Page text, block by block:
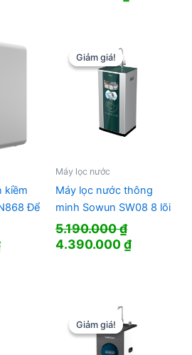
kiềm
Để
11.500.000 ₫.
Giảm giá!
Giảm giá!
Máy lọc nước
Máy lọc nước thông
minh Sowun SW08 8 lõi
5.190.000₫
Giá
4.390.000₫Giá
Giảm giá!
Giảm giá!